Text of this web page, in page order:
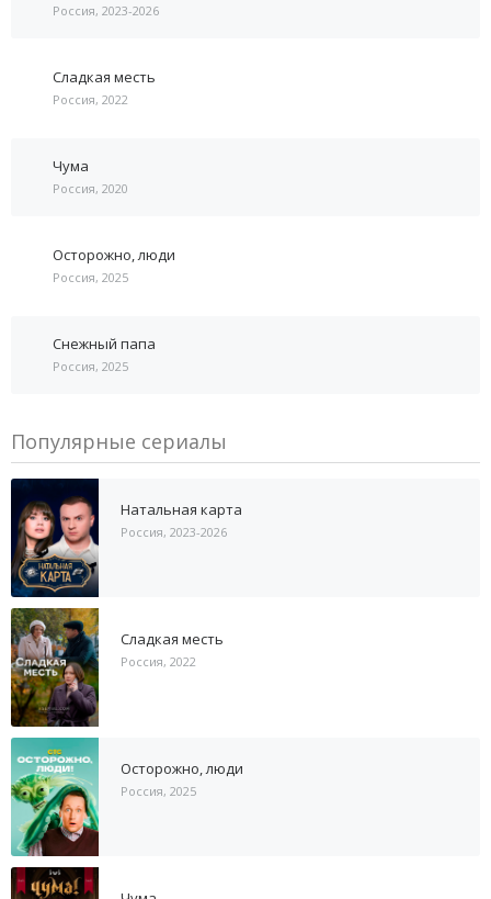
Россия, 2023-2026
Сладкая месть
Россия, 2022
Чума
Россия, 2020
Осторожно, люди
Россия, 2025
Снежный папа
Россия, 2025
Популярные сериалы
Натальная карта
Россия, 2023-2026
Сладкая месть
Россия, 2022
Осторожно, люди
Россия, 2025